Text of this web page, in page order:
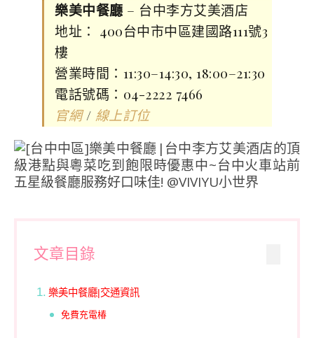
樂美中餐廳 – 台中李方艾美酒店
地址： 400台中市中區建國路111號3
樓
營業時間：11:30–14:30, 18:00–21:30
電話號碼：04-2222 7466
官網/ 線上訂位
文章目錄
樂美中餐廳|交通資訊
免費充電椿